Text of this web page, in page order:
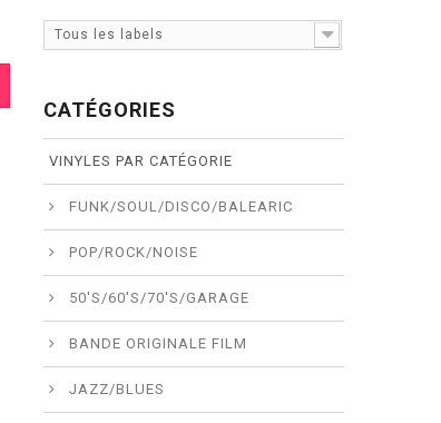
Tous les labels
CATÉGORIES
VINYLES PAR CATÉGORIE
FUNK/SOUL/DISCO/BALEARIC
POP/ROCK/NOISE
50'S/60'S/70'S/GARAGE
BANDE ORIGINALE FILM
JAZZ/BLUES